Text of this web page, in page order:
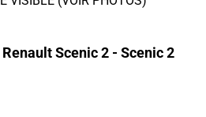
Scenic 2 - Scenic 2